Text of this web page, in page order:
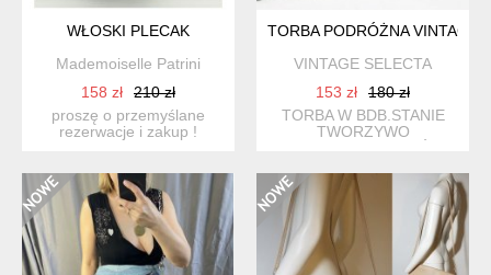
WŁOSKI PLECAK
Mademoiselle Patrini
158 zł
210 zł
proszę o przemyślane
rezerwacje i zakup !
TORBA PODRÓŻNA VINTAGE
VINTAGE SELECTA
153 zł
180 zł
TORBA W BDB.STANIE
TWORZYWO